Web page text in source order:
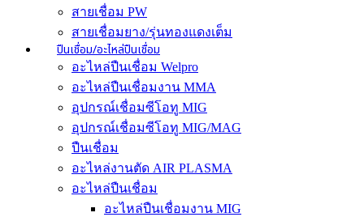
สายเชื่อม PW
สายเชื่อมยาง/รุ่นทองแดงเต็ม
ปืนเชื่อม/อะไหล่ปืนเชื่อม
อะไหล่ปืนเชื่อม Welpro
อะไหล่ปืนเชื่อมงาน MMA
อุปกรณ์เชื่อมซีโอทู MIG
อุปกรณ์เชื่อมซีโอทู MIG/MAG
ปืนเชื่อม
อะไหล่งานตัด AIR PLASMA
อะไหล่ปืนเชื่อม
อะไหล่ปืนเชื่อมงาน MIG